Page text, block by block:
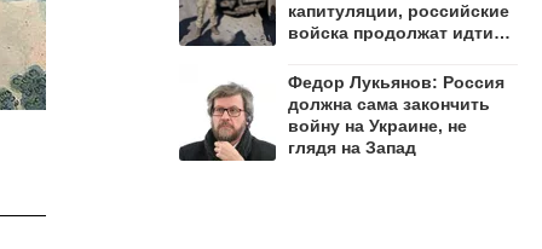
капитуляции, российские
войска продолжат идти
Федор Лукьянов: Россия
должна сама закончить
войну на Украине, не
глядя на Запад